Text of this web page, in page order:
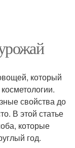
который
свойства до
В этой статье
которые
год.